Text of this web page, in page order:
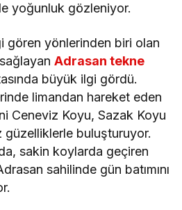
yoğunluk gözleniyor.
gören yönlerinden biri olan
Adrasan tekne
büyük ilgi gördü.
limandan hareket eden
Ceneviz Koyu, Sazak Koyu
buluşturuyor.
sakin koylarda geçiren
sahilinde gün batımını